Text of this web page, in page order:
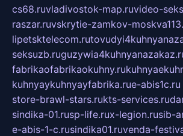
cs68.ruvladivostok-map.ruvideo-
raszar.ruvskrytie-zamkov-
lipetsktelecom.ru
seksuzb.ru
fabrikaofabrikaokuhny.ru
kuhnyaykuhnyayfabrika.rue-abis1c.ru
store-brawl-stars.rukts-services.ru
sindika-01.rusp-life.rux-legion.rusib-
e-abis-1-c.rusindika01.ruvenda-